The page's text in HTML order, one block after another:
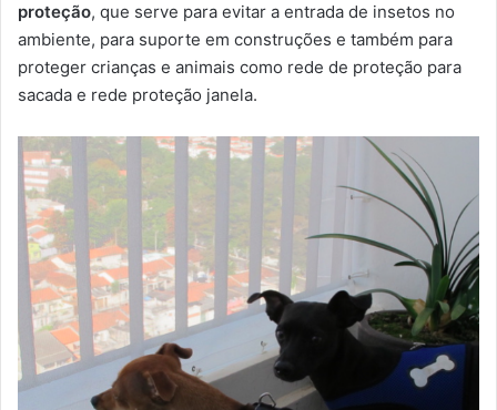
proteção, que serve para evitar a entrada de insetos no
ambiente, para suporte em construções e também para
proteger crianças e animais como rede de proteção para
sacada e rede proteção janela.